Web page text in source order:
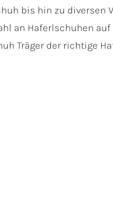
bis hin zu diversen
an Haferlschuhen
Träger der richtige